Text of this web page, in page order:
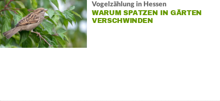
Vogelzählung in Hessen
WARUM SPATZEN IN GÄRTEN
VERSCHWINDEN